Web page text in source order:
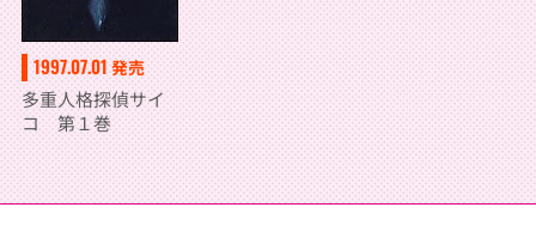
1997.07.01 発売
多重人格探偵サイ
コ 第１巻